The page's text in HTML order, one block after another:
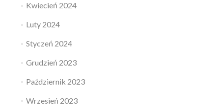
Kwiecień 2024
Luty 2024
Styczeń 2024
Grudzień 2023
Październik 2023
Wrzesień 2023